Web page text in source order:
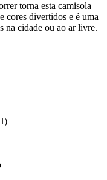
torna esta camisola
cores divertidos e é uma
na cidade ou ao ar livre.